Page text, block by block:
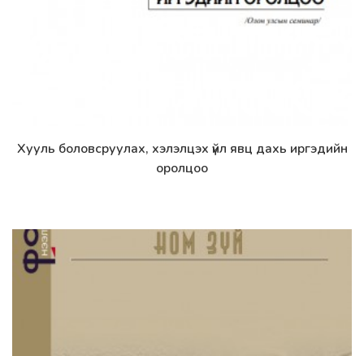
Дэлгэрэнгүй
Хууль боловсруулах, хэлэлцэх үйл явц дахь иргэдийн
оролцоо